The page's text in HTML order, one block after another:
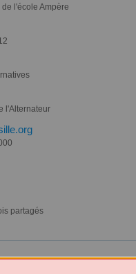
l'école Ampère
l'Alternateur
partagés